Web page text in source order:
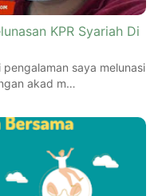
KPR Syariah Di
saya melunasi
akad m…